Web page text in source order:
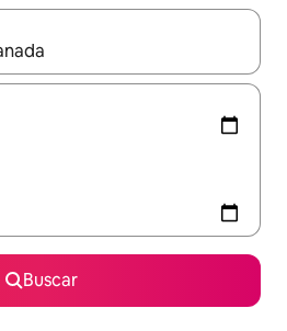
disponíveis, explore-os
Buscar